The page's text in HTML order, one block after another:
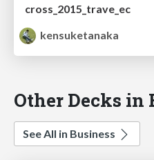
cross_2015_trave_ec
kensuketanaka
Other Decks in
See All in Business